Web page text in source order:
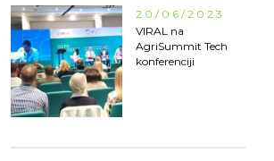
20/06/2023
VIRAL na
AgriSummit Tech
konferenciji